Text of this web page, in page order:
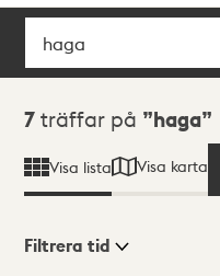
Sök
Sökresultat
7 träffar på haga
Visa lista Visa karta
Filtrera tid